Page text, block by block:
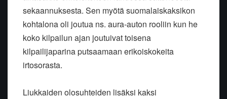
sekaannuksesta. Sen myötä suomalaiskaksikon
kohtalona oli joutua ns. aura-auton rooliin kun he
koko kilpailun ajan joutuivat toisena
kilpailijaparina putsaamaan erikoiskokeita
irtosorasta.
Liukkaiden olosuhteiden lisäksi kaksi